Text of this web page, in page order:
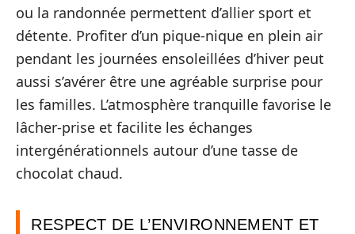
ou la randonnée permettent d’allier sport et
détente. Profiter d’un pique-nique en plein air
pendant les journées ensoleillées d’hiver peut
aussi s’avérer être une agréable surprise pour
les familles. L’atmosphère tranquille favorise le
lâcher-prise et facilite les échanges
intergénérationnels autour d’une tasse de
chocolat chaud.
RESPECT DE L’ENVIRONNEMENT ET